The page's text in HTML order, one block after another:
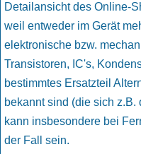
Detailansicht des Online-
weil entweder im Gerät
elektronische bzw.
Transistoren, IC's,
bestimmtes Ersatzteil
bekannt sind (die sich
kann insbesondere bei
der Fall sein.